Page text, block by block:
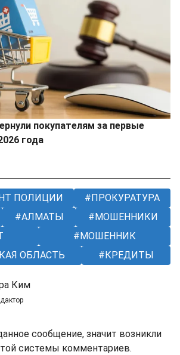
покупателям за первые
года
ПОЛИЦИИ
ПРОКУРАТУРА
АЛМАТЫ
МОШЕННИКИ
МОШЕННИК
ОБЛАСТЬ
КРЕДИТЫ
Ким
сообщение, значит возникли
системы комментариев.